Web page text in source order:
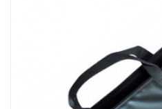
Cible de frappe
Condition physique